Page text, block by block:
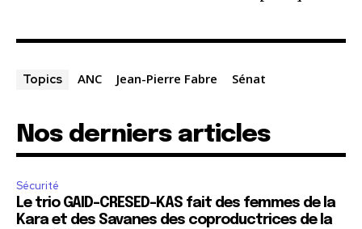
Topics ANC Jean-Pierre Fabre Sénat
Nos derniers articles
Sécurité
Le trio GAID-CRESED-KAS fait des femmes de la
Kara et des Savanes des coproductrices de la